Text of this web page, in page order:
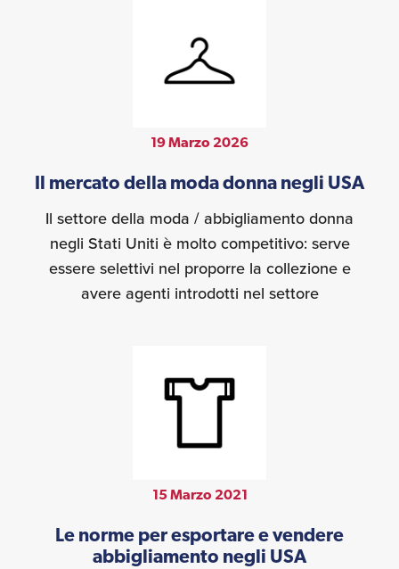
19 Marzo 2026
Il mercato della moda donna negli USA
Il settore della moda / abbigliamento donna
negli Stati Uniti è molto competitivo: serve
essere selettivi nel proporre la collezione e
avere agenti introdotti nel settore
15 Marzo 2021
Le norme per esportare e vendere
abbigliamento negli USA